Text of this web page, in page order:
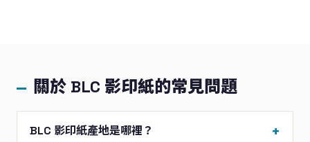
關於 BLC 影印紙的常見問題
BLC 影印紙產地是哪裡？